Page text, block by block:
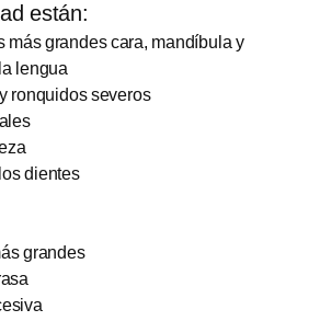
están:
más grandes cara, mandíbula y
lengua
ronquidos severos
dientes
grandes